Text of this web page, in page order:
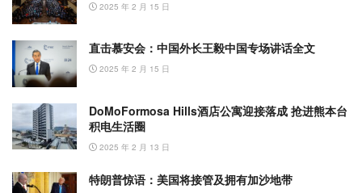
2025 年 2 月 15 日
直击慕安会：中国外长王毅中国专场讲话全文
2025 年 2 月 15 日
DoMoFormosa Hills酒店公寓迎接落成 抢进熊本台
积电生活圈
2025 年 2 月 13 日
特朗普惊语：美国将接管及拥有加沙地带